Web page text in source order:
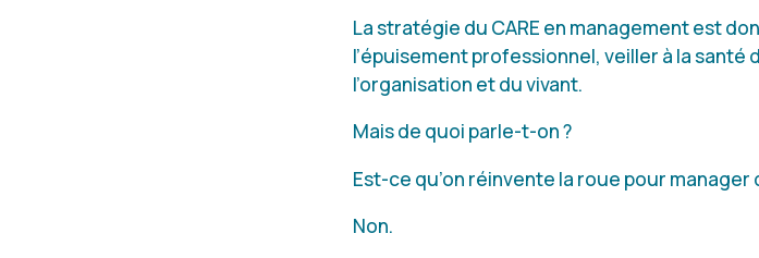
La stratégie du CARE en management est
l’épuisement professionnel, veiller à la santé
l’organisation et du vivant.
Mais de quoi parle-t-on ?
Est-ce qu’on réinvente la roue pour
Non.